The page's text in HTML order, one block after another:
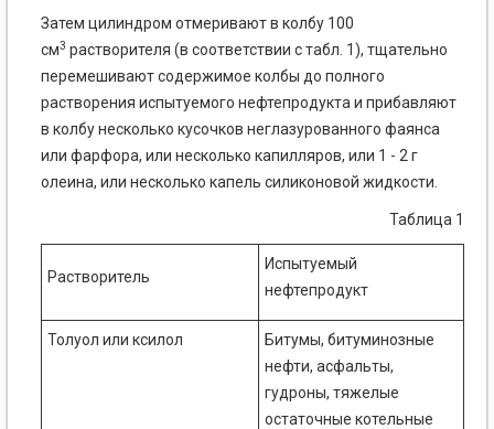
Затем цилиндром отмеривают в колбу 100
см3 растворителя (в соответствии с табл. 1), тщательно
перемешивают содержимое колбы до полного
растворения испытуемого нефтепродукта и прибавляют
в колбу несколько кусочков неглазурованного фаянса
или фарфора, или несколько капилляров, или 1 - 2 г
олеина, или несколько капель силиконовой жидкости.
Таблица 1
Растворитель
Испытуемый
нефтепродукт
Толуол или ксилол
Битумы, битуминозные
нефти, асфальты,
гудроны, тяжелые
остаточные котельные